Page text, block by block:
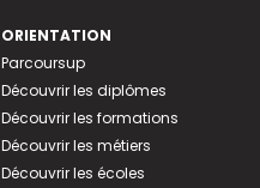
ORIENTATION
Parcoursup
Découvrir les diplômes
Découvrir les formations
Découvrir les métiers
Découvrir les écoles